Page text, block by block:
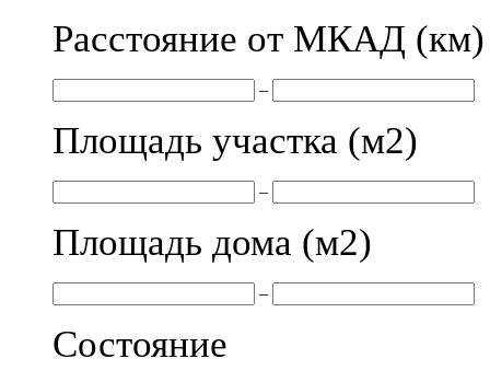
Расстояние от МКАД (км)
–
Площадь участка (м2)
–
Площадь дома (м2)
–
Состояние